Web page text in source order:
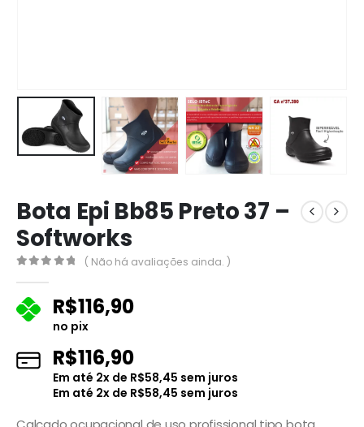
Bota Epi Bb85 Preto 37 –
Softworks
( Não há avaliações ainda. )
R$116,90
no pix
R$116,90
Em até 2x de R$58,45 sem juros
Em até 2x de R$58,45 sem juros